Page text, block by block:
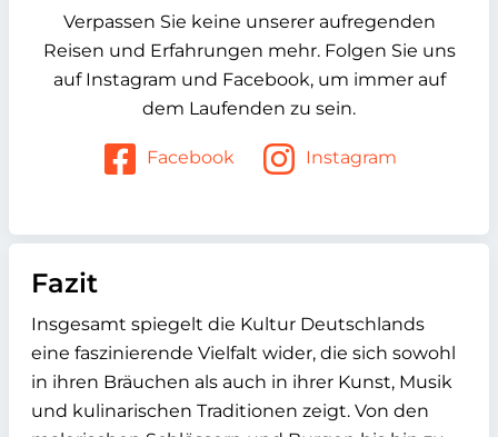
Verpassen Sie keine unserer aufregenden
Reisen und Erfahrungen mehr. Folgen Sie uns
auf Instagram und Facebook, um immer auf
dem Laufenden zu sein.
Facebook Instagram
Fazit
Insgesamt spiegelt die Kultur Deutschlands
eine faszinierende Vielfalt wider, die sich sowohl
in ihren Bräuchen als auch in ihrer Kunst, Musik
und kulinarischen Traditionen zeigt. Von den